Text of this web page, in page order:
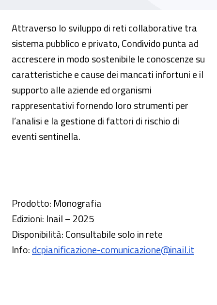
Attraverso lo sviluppo di reti collaborative tra
sistema pubblico e privato, Condivido punta ad
accrescere in modo sostenibile le conoscenze su
caratteristiche e cause dei mancati infortuni e il
supporto alle aziende ed organismi
rappresentativi fornendo loro strumenti per
l’analisi e la gestione di fattori di rischio di
eventi sentinella.
Prodotto: Monografia
Edizioni: Inail – 2025
Disponibilità: Consultabile solo in rete
Info:dcpianificazione-comunicazione@inail.it